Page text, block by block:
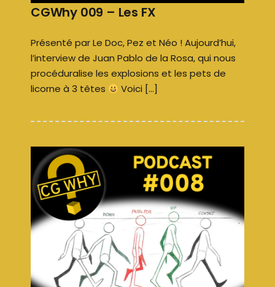
CGWhy 009 – Les FX
Présenté par Le Doc, Pez et Néo ! Aujourd’hui,
l’interview de Juan Pablo de la Rosa, qui nous
procéduralise les explosions et les pets de
licorne à 3 têtes
Voici […]